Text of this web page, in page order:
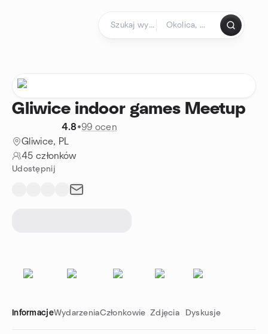
Gliwice indoor games Meetup
4.8•99 ocen
Gliwice, PL
45 członków
Udostępnij
InformacjeWydarzeniaCzłonkowie Zdjęcia Dyskusje